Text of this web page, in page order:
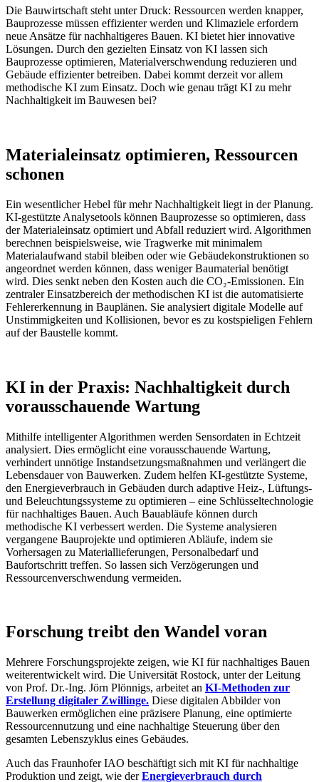
Die Bauwirtschaft steht unter Druck: Ressourcen werden knapper,
Bauprozesse müssen effizienter werden und Klimaziele erfordern
neue Ansätze für nachhaltigeres Bauen. KI bietet hier innovative
Lösungen. Durch den gezielten Einsatz von KI lassen sich
Bauprozesse optimieren, Materialverschwendung reduzieren und
Gebäude effizienter betreiben. Dabei kommt derzeit vor allem
methodische KI zum Einsatz. Doch wie genau trägt KI zu mehr
Nachhaltigkeit im Bauwesen bei?
Materialeinsatz optimieren, Ressourcen
schonen
Ein wesentlicher Hebel für mehr Nachhaltigkeit liegt in der Planung.
KI-gestützte Analysetools können Bauprozesse so optimieren, dass
der Materialeinsatz optimiert und Abfall reduziert wird. Algorithmen
berechnen beispielsweise, wie Tragwerke mit minimalem
Materialaufwand stabil bleiben oder wie Gebäudekonstruktionen so
angeordnet werden können, dass weniger Baumaterial benötigt
wird. Dies senkt neben den Kosten auch die CO₂-Emissionen. Ein
zentraler Einsatzbereich der methodischen KI ist die automatisierte
Fehlererkennung in Bauplänen. Sie analysiert digitale Modelle auf
Unstimmigkeiten und Kollisionen, bevor es zu kostspieligen Fehlern
auf der Baustelle kommt.
KI in der Praxis: Nachhaltigkeit durch
vorausschauende Wartung
Mithilfe intelligenter Algorithmen werden Sensordaten in Echtzeit
analysiert. Dies ermöglicht eine vorausschauende Wartung,
verhindert unnötige Instandsetzungsmaßnahmen und verlängert die
Lebensdauer von Bauwerken. Zudem helfen KI-gestützte Systeme,
den Energieverbrauch in Gebäuden durch adaptive Heiz-, Lüftungs-
und Beleuchtungssysteme zu optimieren – eine Schlüsseltechnologie
für nachhaltiges Bauen. Auch Bauabläufe können durch
methodische KI verbessert werden. Die Systeme analysieren
vergangene Bauprojekte und optimieren Abläufe, indem sie
Vorhersagen zu Materiallieferungen, Personalbedarf und
Baufortschritt treffen. So lassen sich Verzögerungen und
Ressourcenverschwendung vermeiden.
Forschung treibt den Wandel voran
Mehrere Forschungsprojekte zeigen, wie KI für nachhaltiges Bauen
weiterentwickelt wird. Die Universität Rostock, unter der Leitung
von Prof. Dr.-Ing. Jörn Plönnigs, arbeitet an KI-Methoden zur
Erstellung digitaler Zwillinge. Diese digitalen Abbilder von
Bauwerken ermöglichen eine präzisere Planung, eine optimierte
Ressourcennutzung und eine nachhaltige Steuerung über den
gesamten Lebenszyklus eines Gebäudes.
Auch das Fraunhofer IAO beschäftigt sich mit KI für nachhaltige
Produktion und zeigt, wie derEnergieverbrauch durch